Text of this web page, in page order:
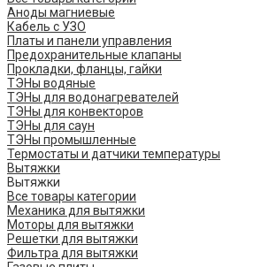
Аноды магниевые
Кабель с УЗО
Платы и панели управления
Предохранительные клапаны
Прокладки, фланцы, гайки
ТЭНы водяные
ТЭНы для водонагревателей
ТЭНы для конвекторов
ТЭНы для саун
ТЭНы промышленные
Термостаты и датчики температуры
Вытяжки
Вытяжки
Все товары категории
Механика для вытяжки
Моторы для вытяжки
Решетки для вытяжки
Фильтра для вытяжки